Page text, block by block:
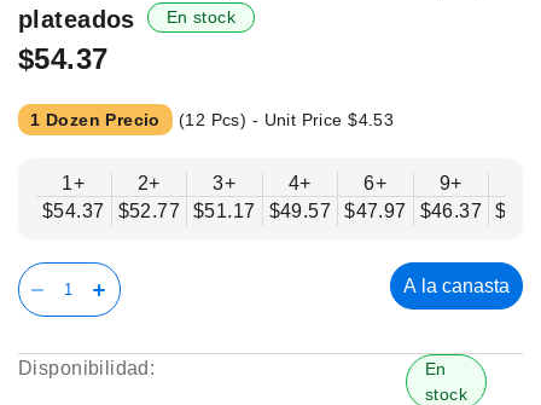
de
galería
imágenes.
plateados
En stock
$54.37
1 Dozen Precio (12 Pcs) - Unit Price$4.53
1+
$54.37
2+
$52.77
3+
$51.17
4+
$49.57
6+
$47.97
9+
$46.37
A la canasta
Disponibilidad:
En
stock